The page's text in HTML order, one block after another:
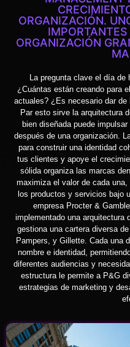
ORGANIZACIÓN.
ORGANIZACIÓN
La pregunta clave el día de
¿Cuántas están creando para
actuales? ¿Es necesario dar de
Par esto sirve la arquitectura
bien diseñada puede
después de una organización.
para construir una identidad
tus clientes y apoye el
sólida organiza las marcas
maximiza el valor de cada
los productos y servicios bajo
empresa Procter &
implementado una arquitectura
gestiona una cartera diversa
Pampers, y Gillette. Cada una
nombre e identidad,
diferentes audiencias y
estructura le permite a P&G
estrategias de marketing y